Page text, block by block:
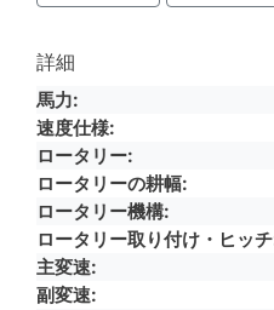
詳細
馬力
速度仕様
ロータリー
ロータリーの耕幅
ロータリー機構
ロータリー取り付け・ヒッチ
主変速
副変速